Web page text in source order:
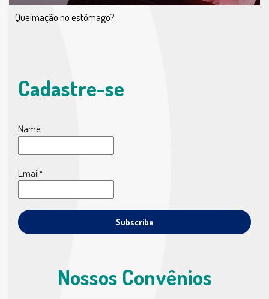
Queimação no estômago?
Cadastre-se
Name
Email*
Nossos Convênios